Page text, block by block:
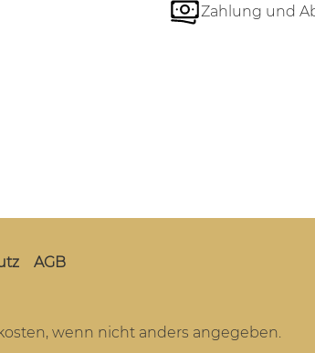
Zahlung und
AGB
, wenn nicht anders angegeben.